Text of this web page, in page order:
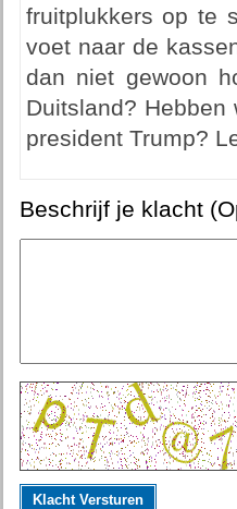
fruitplukkers op te
voet naar de
dan niet gewoon
Duitsland?
president Trump?
Beschrijf je klacht
Klacht Versturen